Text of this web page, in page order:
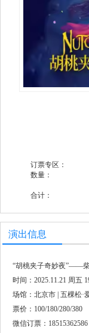
订票专区：
数量：
合计：
演出信息
“胡桃夹子奇妙夜”——
时间：2025.11.21 周五
场馆：北京市 | 五棵松·
票价：100/180/280/380
微信订票：18515362586